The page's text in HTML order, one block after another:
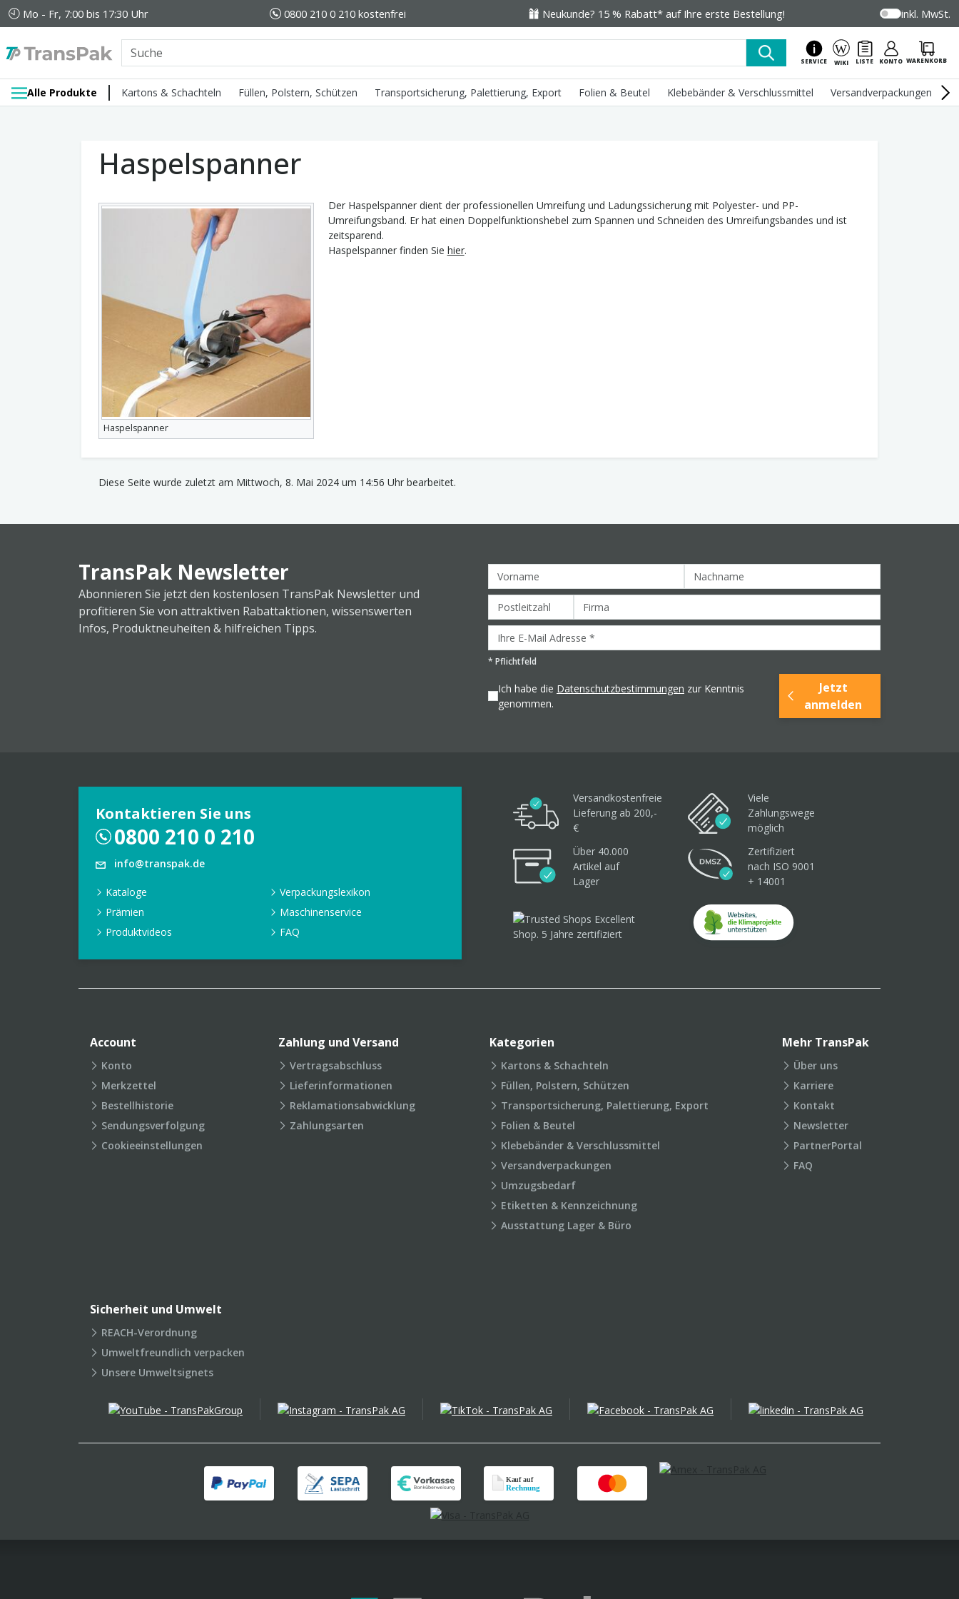
Mo - Fr, 7:00 bis 17:30 Uhr 0800 210 0 210 kostenfrei Neukunde? 15 % Rabatt* auf Ihre erste Bestellung! inkl. MwSt.
SERVICE WIKI LISTE KONTO WARENKORB
Alle Produkte Kartons & Schachteln Füllen, Polstern, Schützen Transportsicherung, Palettierung, Export Folien & Beutel Klebebänder & Verschlussmittel Versandverpackungen
Haspelspanner
Haspelspanner
Der Haspelspanner dient der professionellen Umreifung und Ladungssicherung mit Polyester- und PP-
Umreifungsband. Er hat einen Doppelfunktionshebel zum Spannen und Schneiden des Umreifungsbandes und ist
zeitsparend.
Haspelspanner finden Sie hier.
Diese Seite wurde zuletzt am Mittwoch, 8. Mai 2024 um 14:56 Uhr bearbeitet.
TransPak Newsletter
Abonnieren Sie jetzt den kostenlosen TransPak Newsletter und
profitieren Sie von attraktiven Rabattaktionen, wissenswerten
Infos, Produktneuheiten & hilfreichen Tipps.
* Pflichtfeld
Ich habe die Datenschutzbestimmungen zur Kenntnis
genommen.
Jetzt
anmelden
Kontaktieren Sie uns
0800 210 0 210
info@transpak.de
Kataloge
Verpackungslexikon
Prämien
Maschinenservice
Produktvideos
FAQ
Versandkostenfreie
Lieferung ab 200,-
€
Viele
Zahlungswege
möglich
Über 40.000
Artikel auf
Lager
Zertifiziert
nach ISO 9001
+ 14001
Account
Konto
Merkzettel
Bestellhistorie
Sendungsverfolgung
Cookieeinstellungen
Zahlung und Versand
Vertragsabschluss
Lieferinformationen
Reklamationsabwicklung
Zahlungsarten
Kategorien
Kartons & Schachteln
Füllen, Polstern, Schützen
Transportsicherung, Palettierung, Export
Folien & Beutel
Klebebänder & Verschlussmittel
Versandverpackungen
Umzugsbedarf
Etiketten & Kennzeichnung
Ausstattung Lager & Büro
Mehr TransPak
Über uns
Karriere
Kontakt
Newsletter
PartnerPortal
FAQ
Sicherheit und Umwelt
REACH-Verordnung
Umweltfreundlich verpacken
Unsere Umweltsignets